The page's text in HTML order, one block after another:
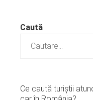
Caută
Ce caută turiștii